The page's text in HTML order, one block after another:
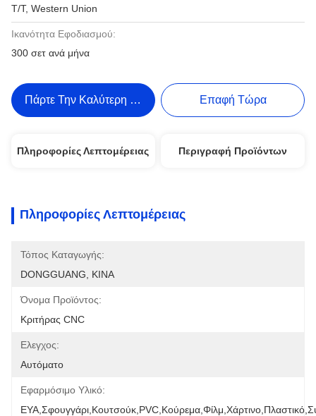
T/T, Western Union
Ικανότητα Εφοδιασμού:
300 σετ ανά μήνα
Πάρτε Την Καλύτερη Τιμή Επαφή Τώρα
Πληροφορίες Λεπτομέρειας Περιγραφή Προϊόντων
Πληροφορίες Λεπτομέρειας
Τόπος Καταγωγής:
DONGGUANG, ΚΙΝΑ
Όνομα Προϊόντος:
Κριτήρας CNC
Ελεγχος:
Αυτόματο
Εφαρμόσιμο Υλικό: